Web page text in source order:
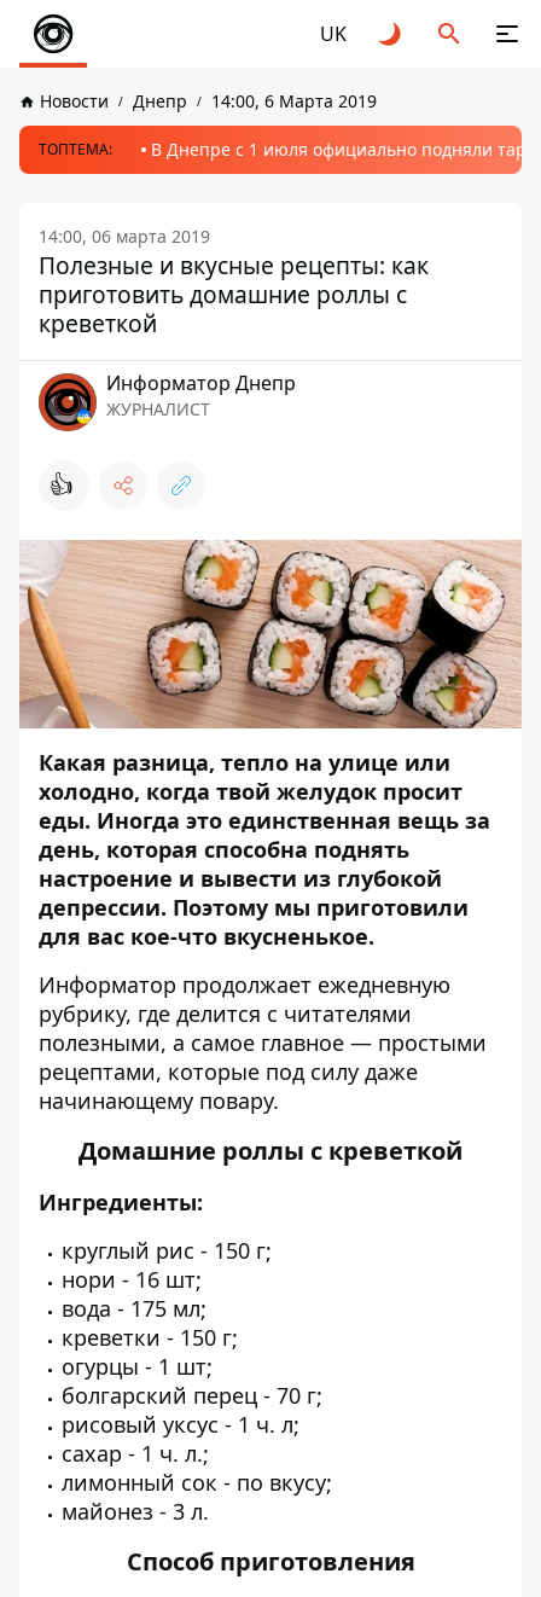
UK
Новости Днепр 14:00, 6 Марта 2019
ТОПТЕМА: В Днепре с 1 июля официально подняли
14:00, 06 марта 2019
Полезные и вкусные рецепты: как
приготовить домашние роллы с
креветкой
Информатор Днепр
ЖУРНАЛИСТ
👍
Какая разница, тепло на улице или
холодно, когда твой желудок просит
еды. Иногда это единственная вещь за
день, которая способна поднять
настроение и вывести из глубокой
депрессии. Поэтому мы приготовили
для вас кое-что вкусненькое.
Информатор продолжает ежедневную
рубрику, где делится с читателями
полезными, а самое главное — простыми
рецептами, которые под силу даже
начинающему повару.
Домашние роллы с креветкой
Ингредиенты:
круглый рис - 150 г;
нори - 16 шт;
вода - 175 мл;
креветки - 150 г;
огурцы - 1 шт;
болгарский перец - 70 г;
рисовый уксус - 1 ч. л;
сахар - 1 ч. л.;
лимонный сок - по вкусу;
майонез - 3 л.
Способ приготовления